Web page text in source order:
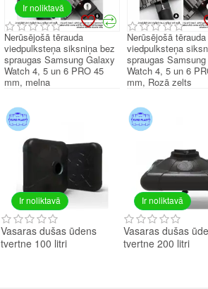
Ir noliktavā
Nerūsējošā tērauda
viedpulksteņa siksniņa bez
spraugas Samsung Galaxy
Watch 4, 5 un 6 PRO 45
mm, melna
Nerūsējošā tērauda
viedpulksteņa
spraugas
Watch 4, 5 un 6
mm, Rozā zelts
Ir noliktavā
Vasaras dušas ūdens
tvertne 100 litri
Ir noliktavā
Vasaras dušas
tvertne 200 litri